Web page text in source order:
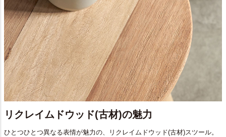
リクレイムドウッド(古材)の魅力
ひとつひとつ異なる表情が魅力の、リクレイムドウッド(古材)スツール。